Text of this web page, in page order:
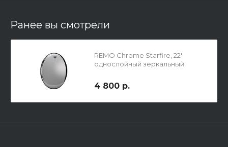
Ранее вы смотрели
REMO Chrome Starfire, 22'
однослойный зеркальный
4 800 р.